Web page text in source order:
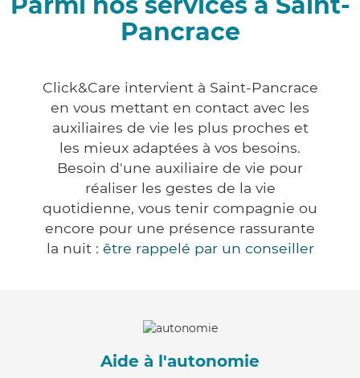
Pancrace
Click&Care intervient à Saint-Pancrace
en vous mettant en contact avec les
auxiliaires de vie les plus proches et
les mieux adaptées à vos besoins.
Besoin d'une auxiliaire de vie pour
réaliser les gestes de la vie
quotidienne, vous tenir compagnie ou
encore pour une présence rassurante
la nuit : être rappelé par un conseiller
Aide à l'autonomie